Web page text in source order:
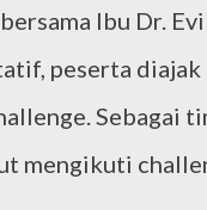
Ibu Dr.
peserta
Sebagai
mengikuti